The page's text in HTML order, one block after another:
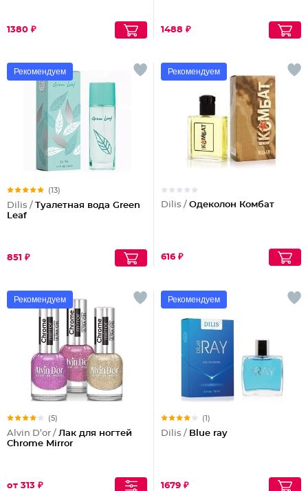
1380 ₽ 1488 ₽
Рекомендуем
(13)
Dilis / Туалетная вода Green
Leaf
851 ₽
Рекомендуем
Dilis / Одеколон Комбат
616 ₽
Рекомендуем
(5)
Alvin D’or / Лак для ногтей
Chrome Mirror
от 313 ₽
Рекомендуем
(1)
Dilis / Blue ray
1679 ₽